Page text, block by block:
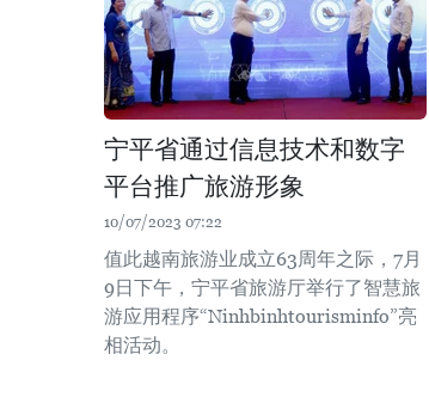
宁平省通过信息技术和数字
平台推广旅游形象
10/07/2023 07:22
值此越南旅游业成立63周年之际，7月
9日下午，宁平省旅游厅举行了智慧旅
游应用程序“Ninhbinhtourisminfo”亮
相活动。